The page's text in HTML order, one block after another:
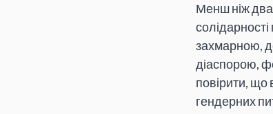
Менш ніж два
захмарною,
діаспорою,
повірити, що
гендерних